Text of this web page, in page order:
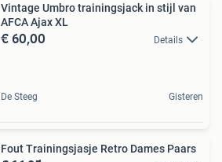
Vintage Umbro trainingsjack in stijl van
AFCA Ajax XL
€ 60,00 Details
De Steeg Gisteren
Fout Trainingsjasje Retro Dames Paars